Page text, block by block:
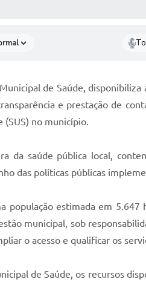
de Saúde,
e prestação de
(SUS) no município.
da saúde pública local,
das políticas públicas
população estimada em
municipal, sob
o acesso e qualificar os
de Saúde, os recursos